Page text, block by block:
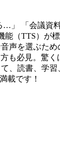
…」 「会議資
（TTS）が
声を選ぶた
も必見。驚
、読書、学
載です！